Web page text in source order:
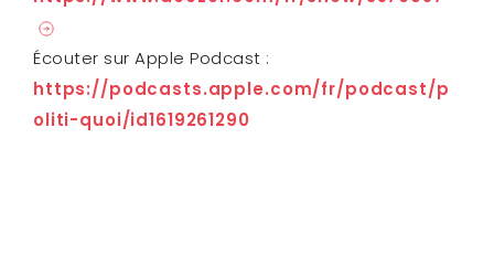
Écouter sur Apple Podcast :
https://podcasts.apple.com/fr/podcast/p
oliti-quoi/id1619261290